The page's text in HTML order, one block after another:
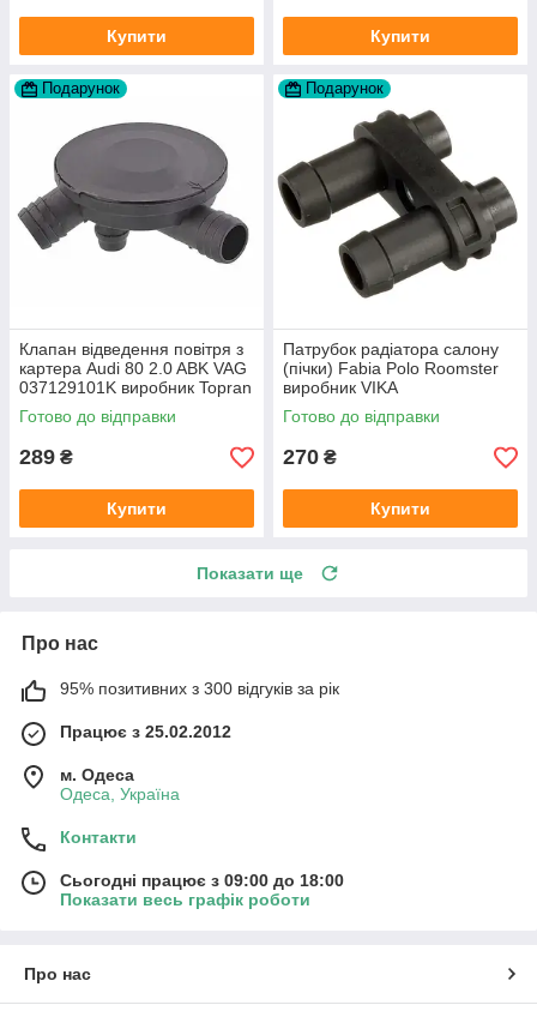
Купити Купити
Подарунок
Клапан відведення повітря з
картера Audi 80 2.0 ABK VAG
037129101K виробник Topran
Німеччина
Готово до відправки
289 ₴
Купити
Подарунок
Патрубок радіатора салону
(пічки) Fabia Polo Roomster
виробник VIKA
Готово до відправки
270 ₴
Купити
Показати ще
Про нас
95% позитивних з 300 відгуків за рік
Працює з 25.02.2012
м. Одеса
Одеса, Україна
Контакти
Сьогодні працює з 09:00 до 18:00
Показати весь графік роботи
Про нас